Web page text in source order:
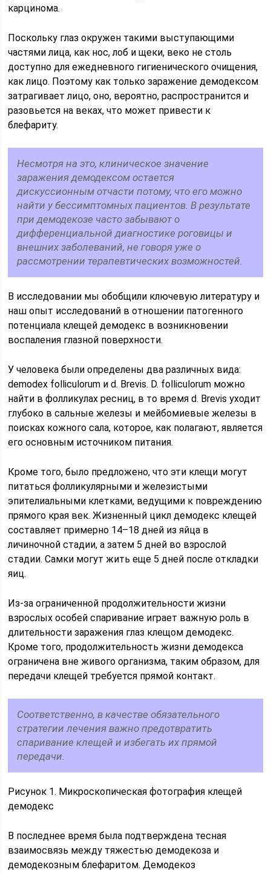
карцинома.
Поскольку глаз окружен такими выступающими
частями лица, как нос, лоб и щеки, веко не столь
доступно для ежедневного гигиенического очищения,
как лицо. Поэтому как только заражение демодексом
затрагивает лицо, оно, вероятно, распространится и
разовьется на веках, что может привести к
блефариту.
Несмотря на это, клиническое значение
заражения демодексом остается
дискуссионным отчасти потому, что его можно
найти у бессимптомных пациентов. В результате
при демодекозе часто забывают о
дифференциальной диагностике роговицы и
внешних заболеваний, не говоря уже о
рассмотрении терапевтических возможностей.
В исследовании мы обобщили ключевую литературу и
наш опыт исследований в отношении патогенного
потенциала клещей демодекс в возникновении
воспаления глазной поверхности.
У человека были определены два различных вида:
demodex folliculorum и d. Brevis. D. folliculorum можно
найти в фолликулах ресниц, в то время d. Brevis уходит
глубоко в сальные железы и мейбомиевые железы в
поисках кожного сала, которое, как полагают, является
его основным источником питания.
Кроме того, было предложено, что эти клещи могут
питаться фолликулярными и железистыми
эпителиальными клетками, ведущими к повреждению
прямого края век. Жизненный цикл демодекс клещей
составляет примерно 14–18 дней из яйца в
личиночной стадии, а затем 5 дней во взрослой
стадии. Самки могут жить еще 5 дней после откладки
яиц.
Из-за ограниченной продолжительности жизни
взрослых особей спаривание играет важную роль в
длительности заражения глаз клещом демодекс.
Кроме того, продолжительность жизни демодекса
ограничена вне живого организма, таким образом, для
передачи клещей требуется прямой контакт.
Соответственно, в качестве обязательного
стратегии лечения важно предотвратить
спаривание клещей и избегать их прямой
передачи.
Рисунок 1. Микроскопическая фотография клещей
демодекс
В последнее время была подтверждена тесная
взаимосвязь между тяжестью демодекоза и
демодекозным блефаритом. Демодекоз